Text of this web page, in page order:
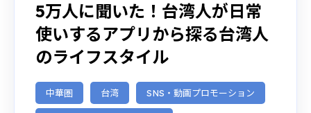
5万人に聞いた！台湾人が日常
使いするアプリから探る台湾人
のライフスタイル
中華圏 台湾 SNS・動画プロモーション